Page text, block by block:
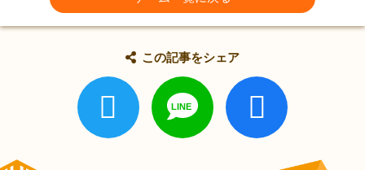
この記事をシェア